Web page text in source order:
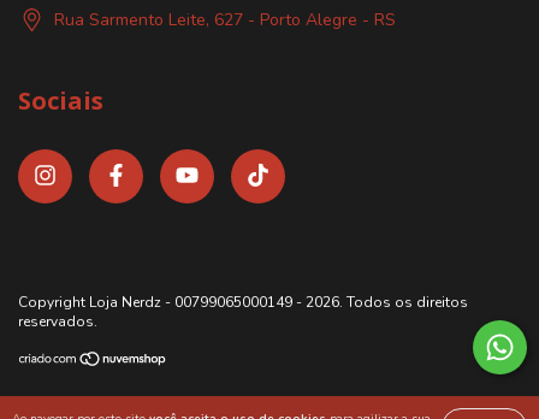
Rua Sarmento Leite, 627 - Porto Alegre - RS
Sociais
Copyright Loja Nerdz - 00799065000149 - 2026. Todos os direitos
reservados.